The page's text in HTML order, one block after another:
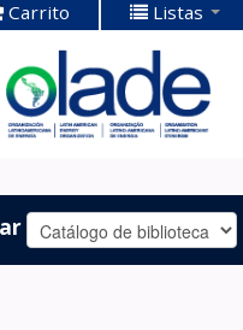
Carrito Listas